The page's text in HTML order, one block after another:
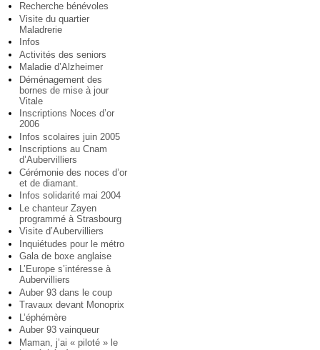
Recherche bénévoles
Visite du quartier
Maladrerie
Infos
Activités des seniors
Maladie d’Alzheimer
Déménagement des
bornes de mise à jour
Vitale
Inscriptions Noces d’or
2006
Infos scolaires juin 2005
Inscriptions au Cnam
d’Aubervilliers
Cérémonie des noces d’or
et de diamant.
Infos solidarité mai 2004
Le chanteur Zayen
programmé à Strasbourg
Visite d’Aubervilliers
Inquiétudes pour le métro
Gala de boxe anglaise
L’Europe s’intéresse à
Aubervilliers
Auber 93 dans le coup
Travaux devant Monoprix
L’éphémère
Auber 93 vainqueur
Maman, j’ai « piloté » le